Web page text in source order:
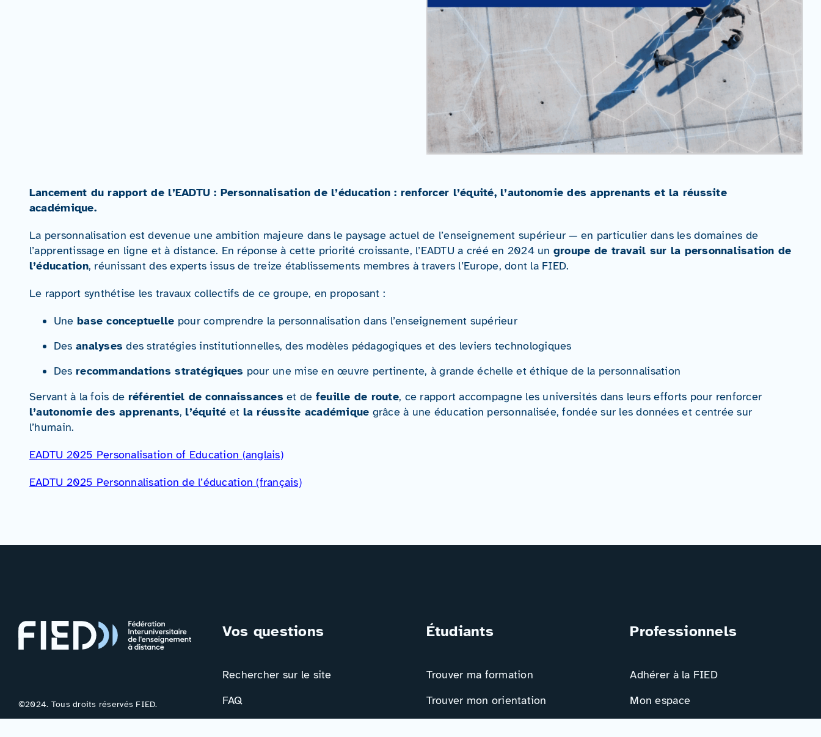
Lancement du rapport de l’EADTU : Personnalisation de l’éducation : renforcer l’équité, l’autonomie des apprenants et la réussite
académique.
La personnalisation est devenue une ambition majeure dans le paysage actuel de l’enseignement supérieur — en particulier dans les domaines de
l’apprentissage en ligne et à distance. En réponse à cette priorité croissante, l’EADTU a créé en 2024 un groupe de travail sur la personnalisation de
l’éducation, réunissant des experts issus de treize établissements membres à travers l’Europe, dont la FIED.
Le rapport synthétise les travaux collectifs de ce groupe, en proposant :
Unebase conceptuelle pour comprendre la personnalisation dans l’enseignement supérieur
Desanalyses des stratégies institutionnelles, des modèles pédagogiques et des leviers technologiques
Desrecommandations stratégiques pour une mise en œuvre pertinente, à grande échelle et éthique de la personnalisation
Servant à la fois de référentiel de connaissances et de feuille de route, ce rapport accompagne les universités dans leurs efforts pour renforcer
l’autonomie des apprenants,l’équité et la réussite académique grâce à une éducation personnalisée, fondée sur les données et centrée sur
l’humain.
EADTU 2025 Personalisation of Education (anglais)
EADTU 2025 Personnalisation de l’éducation (français)
©2024. Tous droits réservés FIED.
Vos questions
Rechercher sur le site
FAQ
Étudiants
Trouver ma formation
Trouver mon orientation
Professionnels
Adhérer à la FIED
Mon espace